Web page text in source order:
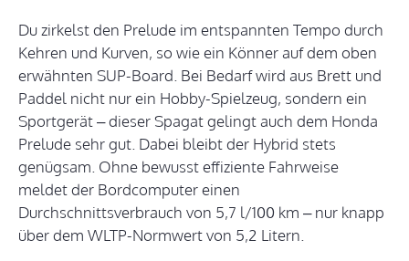
Du zirkelst den Prelude im entspannten Tempo durch
Kehren und Kurven, so wie ein Könner auf dem oben
erwähnten SUP-Board. Bei Bedarf wird aus Brett und
Paddel nicht nur ein Hobby-Spielzeug, sondern ein
Sportgerät – dieser Spagat gelingt auch dem Honda
Prelude sehr gut. Dabei bleibt der Hybrid stets
genügsam. Ohne bewusst effiziente Fahrweise
meldet der Bordcomputer einen
Durchschnittsverbrauch von 5,7 l/100 km – nur knapp
über dem WLTP-Normwert von 5,2 Litern.